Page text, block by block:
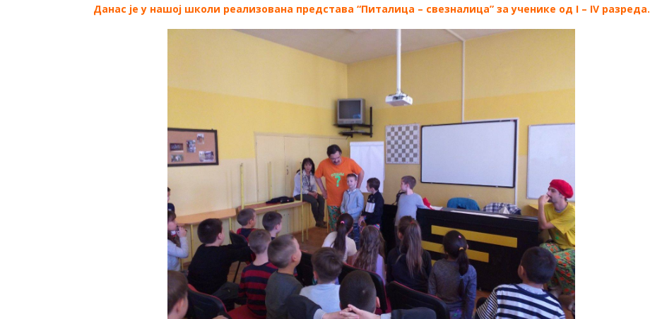
Данас је у нашој школи реализована представа “Питалица – свезналица” за ученике од I – IV разреда.